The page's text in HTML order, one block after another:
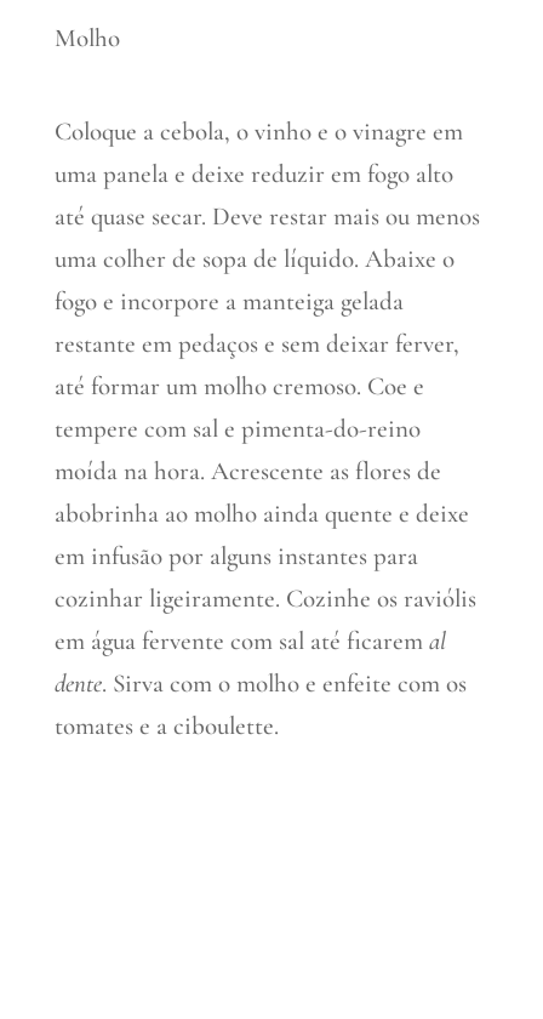
Molho
Coloque a cebola, o vinho e o vinagre em
uma panela e deixe reduzir em fogo alto
até quase secar. Deve restar mais ou menos
uma colher de sopa de líquido. Abaixe o
fogo e incorpore a manteiga gelada
restante em pedaços e sem deixar ferver,
até formar um molho cremoso. Coe e
tempere com sal e pimenta-do-reino
moída na hora. Acrescente as flores de
abobrinha ao molho ainda quente e deixe
em infusão por alguns instantes para
cozinhar ligeiramente. Cozinhe os raviólis
em água fervente com sal até ficarem al
dente. Sirva com o molho e enfeite com os
tomates e a ciboulette.